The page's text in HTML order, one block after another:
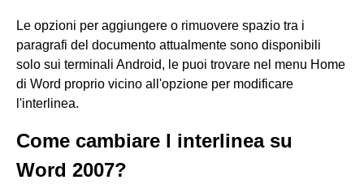
Le opzioni per aggiungere o rimuovere spazio tra i
paragrafi del documento attualmente sono disponibili
solo sui terminali Android, le puoi trovare nel menu Home
di Word proprio vicino all'opzione per modificare
l'interlinea.
Come cambiare l interlinea su
Word 2007?